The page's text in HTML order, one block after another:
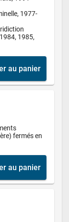
1977-
1985,
au panier
fermés en
au panier